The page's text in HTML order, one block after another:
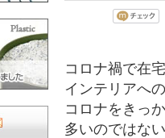
コロナ禍で在
インテリアへ
コロナをきっ
多いのではな